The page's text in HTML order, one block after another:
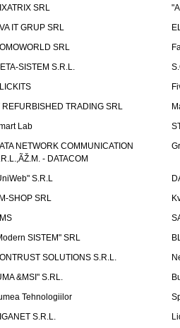
SRL
IT GRUP SRL
SRL
SISTEM S.R.L.
REFURBISHED TRADING SRL
Lab
NETWORK COMMUNICATION
- DATACOM
S.R.L
SHOP SRL
SISTEM" SRL
SOLUTIONS S.R.L.
&MSI" S.RL.
Tehnologiilor
S.R.L.